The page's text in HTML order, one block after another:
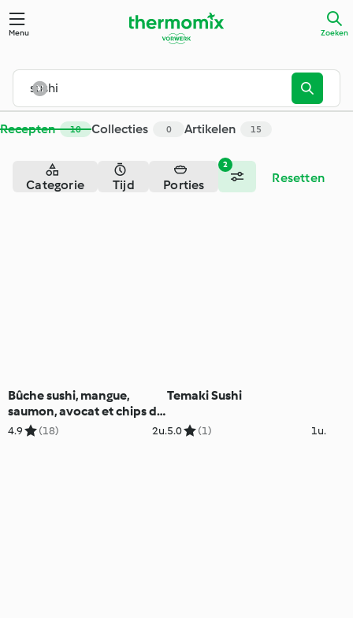
Menu Zoeken
Recepten 10 Collecties 0 Artikelen 15
2
Categorie Tijd Porties Resetten
Bûche sushi, mangue,
saumon, avocat et chips de
gingembre
4.9 (18) 2u.
Temaki Sushi
5.0 (1) 1u.